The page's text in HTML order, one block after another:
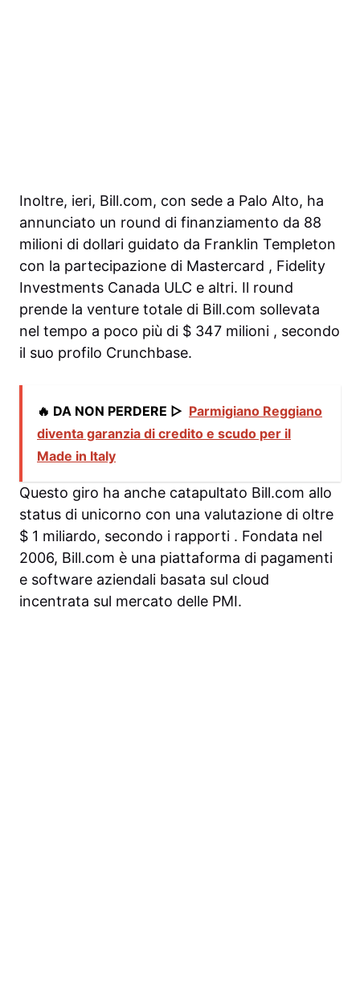
Inoltre, ieri, Bill.com, con sede a Palo Alto, ha
annunciato un round di finanziamento da 88
milioni di dollari guidato da Franklin Templeton
con la partecipazione di Mastercard , Fidelity
Investments Canada ULC e altri. Il round
prende la venture totale di Bill.com sollevata
nel tempo a poco più di $ 347 milioni , secondo
il suo profilo Crunchbase.
🔥 DA NON PERDERE ▷ Parmigiano Reggiano
diventa garanzia di credito e scudo per il
Made in Italy
Questo giro ha anche catapultato Bill.com allo
status di unicorno con una valutazione di oltre
$ 1 miliardo, secondo i rapporti . Fondata nel
2006, Bill.com è una piattaforma di pagamenti
e software aziendali basata sul cloud
incentrata sul mercato delle PMI.